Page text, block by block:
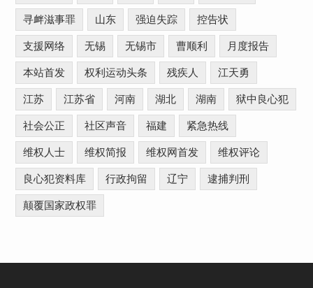
寻衅滋事罪 山东 强迫失踪 控告状
支援网络 无锡 无锡市 曹顺利 月度报告
本站首发 权利运动头条 残疾人 江天勇
江苏 江苏省 河南 湖北 湖南 狱中良心犯
社会公正 社区声音 福建 紧急热线
维权人士 维权简报 维权网首发 维权评论
良心犯资料库 行政拘留 辽宁 逮捕判刑
颠覆国家政权罪